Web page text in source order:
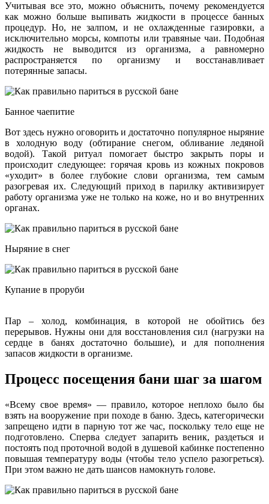
Учитывая все это, можно объяснить, почему рекомендуется
как можно больше выпивать жидкости в процессе банных
процедур. Но, не залпом, и не охлажденные газировки, а
исключительно морсы, компоты или травяные чаи. Подобная
жидкость не выводится из организма, а равномерно
распространяется по организму и восстанавливает
потерянные запасы.
Банное чаепитие
Вот здесь нужно оговорить и достаточно популярное ныряние
в холодную воду (обтирание снегом, обливание ледяной
водой). Такой ритуал помогает быстро закрыть поры и
происходит следующее: горячая кровь из кожных покровов
«уходит» в более глубокие слови организма, тем самым
разогревая их. Следующий приход в парилку активизирует
работу организма уже не только на коже, но и во внутренних
органах.
Ныряние в снег
Купание в проруби
Пар – холод, комбинация, в которой не обойтись без
перерывов. Нужны они для восстановления сил (нагрузки на
сердце в банях достаточно большие), и для пополнения
запасов жидкости в организме.
Процесс посещения бани шаг за шагом
«Всему свое время» — правило, которое неплохо было бы
взять на вооружение при походе в баню. Здесь, категорически
запрещено идти в парную тот же час, поскольку тело еще не
подготовлено. Сперва следует запарить веник, раздеться и
постоять под проточной водой в душевой кабинке постепенно
повышая температуру воды (чтобы тело успело разогреться).
При этом важно не дать шансов намокнуть голове.